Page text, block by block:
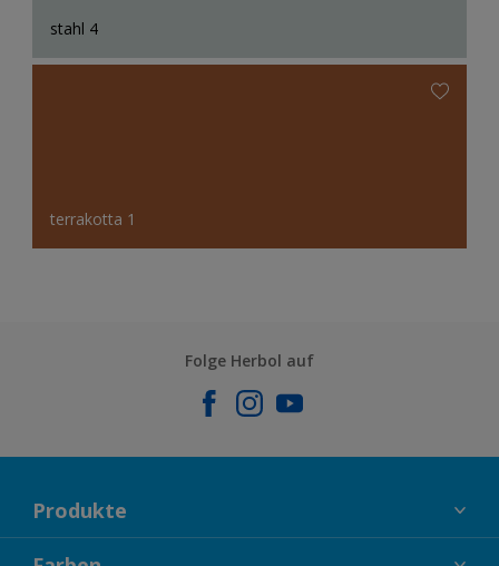
stahl 4
terrakotta 1
Folge Herbol auf
Produkte
FASSADENFARBEN